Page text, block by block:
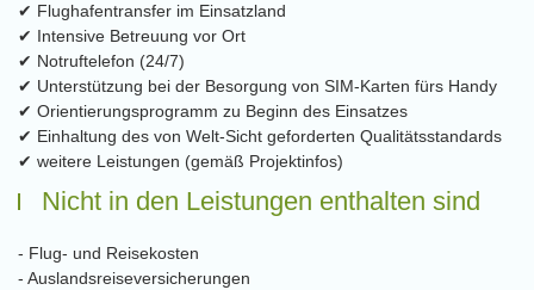
✔ Flughafentransfer im Einsatzland
✔ Intensive Betreuung vor Ort
✔ Notruftelefon (24/7)
✔ Unterstützung bei der Besorgung von SIM-Karten fürs Handy
✔ Orientierungsprogramm zu Beginn des Einsatzes
✔ Einhaltung des von Welt-Sicht geforderten Qualitätsstandards
✔ weitere Leistungen (gemäß Projektinfos)
Nicht in den Leistungen enthalten sind
- Flug- und Reisekosten
- Auslandsreiseversicherungen